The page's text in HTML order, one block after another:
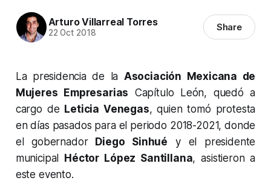
Arturo Villarreal Torres
22 Oct 2018 Share
La presidencia de la Asociación Mexicana de
Mujeres Empresarias Capítulo León, quedó a
cargo de Leticia Venegas, quien tomó protesta
en días pasados para el periodo 2018-2021, donde
el gobernadorDiego Sinhué y el presidente
municipal Héctor López Santillana, asistieron a
este evento.